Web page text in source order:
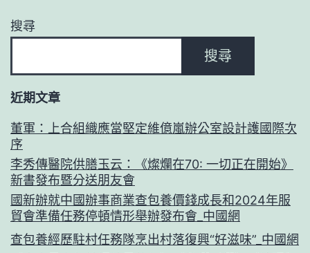
搜尋
搜尋
近期文章
董軍：上合組織應當堅定維億嵐辦公室設計護國際次
序
李秀傳醫院供膳玉云：《燦爛在70: 一切正在開始》
新書發布暨分送朋友會
國新辦就中國辦事商業查包養價錢成長和2024年服
貿會準備任務停頓情形舉辦發布會_中國網
查包養經歷駐村任務隊烹出村落復興“好滋味”_中國網